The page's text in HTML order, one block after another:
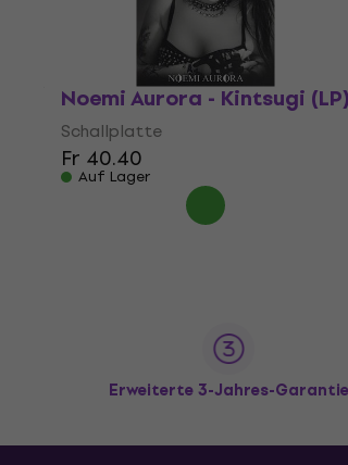
Noemi Aurora - Kintsugi (LP)
Schallplatte
Fr 40.40
Auf Lager
Erweiterte 3-Jahres-Garantie